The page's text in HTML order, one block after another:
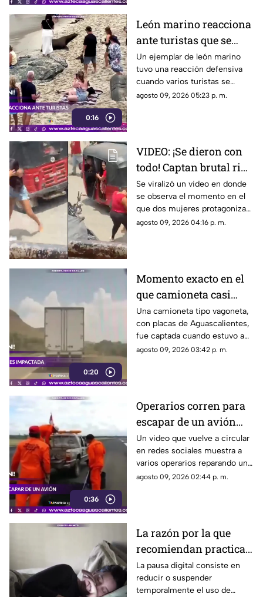
0:16
León marino reacciona
ante turistas que se
acercaron demasiado a
una playa
Un ejemplar de león marino
tuvo una reacción defensiva
cuando varios turistas se
aproximaron para fotografiarlo
agosto 09, 2026 05:23 p. m.
VIDEO: ¡Se dieron con
todo! Captan brutal riña
entre dos mujeres en
plena calle
Se viralizó un video en donde
se observa el momento en el
que dos mujeres protagonizan
una pelea plena calle luego de
agosto 09, 2026 04:16 p. m.
0:20
Momento exacto en el
que camioneta casi
provoca accidente al
rebasar cerca de La
Curva de la M
Una camioneta tipo vagoneta,
con placas de Aguascalientes,
fue captada cuando estuvo a
punto de ser impactada tras
agosto 09, 2026 03:42 p. m.
0:36
Operarios corren para
escapar de un avión
mientras reparaban la
pista
Un video que vuelve a circular
en redes sociales muestra a
varios operarios reparando un
bache en una pista del
agosto 09, 2026 02:44 p. m.
La razón por la que
recomiendan practicar
la pausa digital
La pausa digital consiste en
reducir o suspender
temporalmente el uso de